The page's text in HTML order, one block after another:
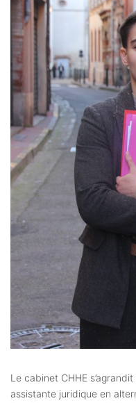
Le cabinet CHHE
assistante juridique en